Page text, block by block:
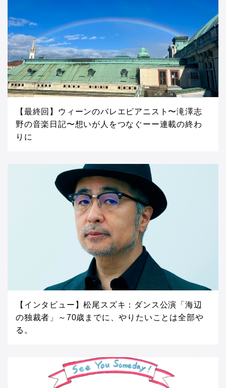
【最終回】ウィーンのバレエピアニスト〜滝澤志
野の音楽日記〜想いが人をつなぐーー連載の終わ
りに
【インタビュー】松尾スズキ：ダンス公演「海辺
の独裁者」～70歳までに、やりたいことは全部や
る。